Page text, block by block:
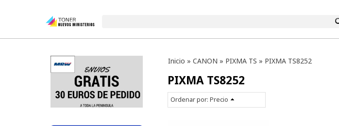
Inicio » CANON » PIXMA TS » PIXMA TS8252
PIXMA TS8252
Ordenar por: Precio